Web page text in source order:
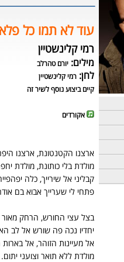
עוד לא תמו כל
רמי קלינשטיין
מילים: יורם טהרלב
לחן: רמי קלינשטיין
קיים ביצוע נוסף לשיר זה
אקורדים
ארצנו הקטנטונת, ארצנו
מולדת בלי כותונת, מולדת
קבליני אל שירייך, כלה
פתחי לי שערייך אבוא בם
בצל עצי החורש, הרחק
יחדיו נכה פה שורש אל לב
אל מעיינות הזוהר, אל
מולדת ללא תואר וצועני יתום.